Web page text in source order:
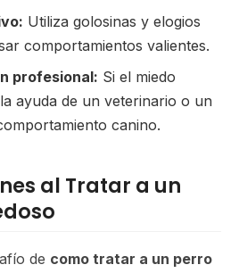
Utiliza golosinas y elogios
comportamientos valientes.
profesional: Si el miedo
ayuda de un veterinario o un
canino.
al Tratar a un
de como tratar a un perro